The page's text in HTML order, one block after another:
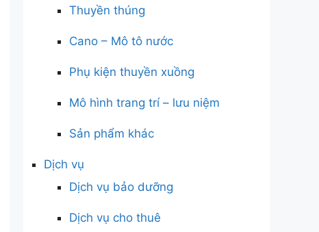
Thuyền thúng
Cano – Mô tô nước
Phụ kiện thuyền xuồng
Mô hình trang trí – lưu niệm
Sản phẩm khác
Dịch vụ
Dịch vụ bảo dưỡng
Dịch vụ cho thuê